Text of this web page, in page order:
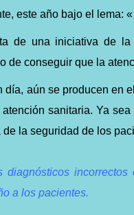
este año bajo el lema:
de una iniciativa de la
de conseguir que la
día, aún se producen en
sanitaria. Ya sea
de la seguridad de los
diagnósticos
a los pacientes.